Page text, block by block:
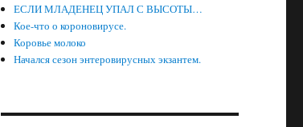
ЕСЛИ МЛАДЕНЕЦ УПАЛ С ВЫСОТЫ…
Кое-что о короновирусе.
Коровье молоко
Начался сезон энтеровирусных экзантем.